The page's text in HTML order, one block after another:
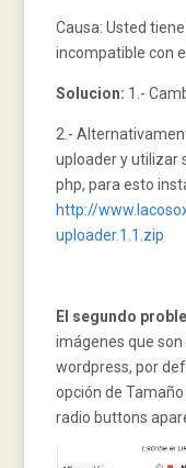
Causa: Usted
incompatible con
Solucion: 1.-
2.-
uploader y utilizar
php, para esto
http://
uploader.1.1.zip
El segundo
imágenes que
wordpress, por
opción de
radio buttons